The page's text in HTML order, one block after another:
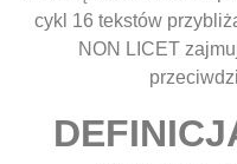
cykl 16 tekstów
NON LICET